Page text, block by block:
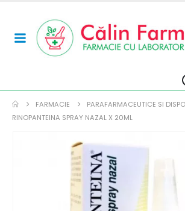
FARMACIE
PARAFARMACEUTICE SI
RINOPANTEINA SPRAY NAZAL X 20ML